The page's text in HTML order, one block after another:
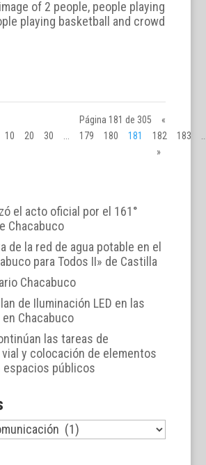
Página 181 de 305
«
10 20 30 179 180 181 182 183
»
el acto oficial por el 161°
Chacabuco
de la red de agua potable en el
para Todos II» de Castilla
Chacabuco
de Iluminación LED en las
Chacabuco
las tareas de
y colocación de elementos
espacios públicos